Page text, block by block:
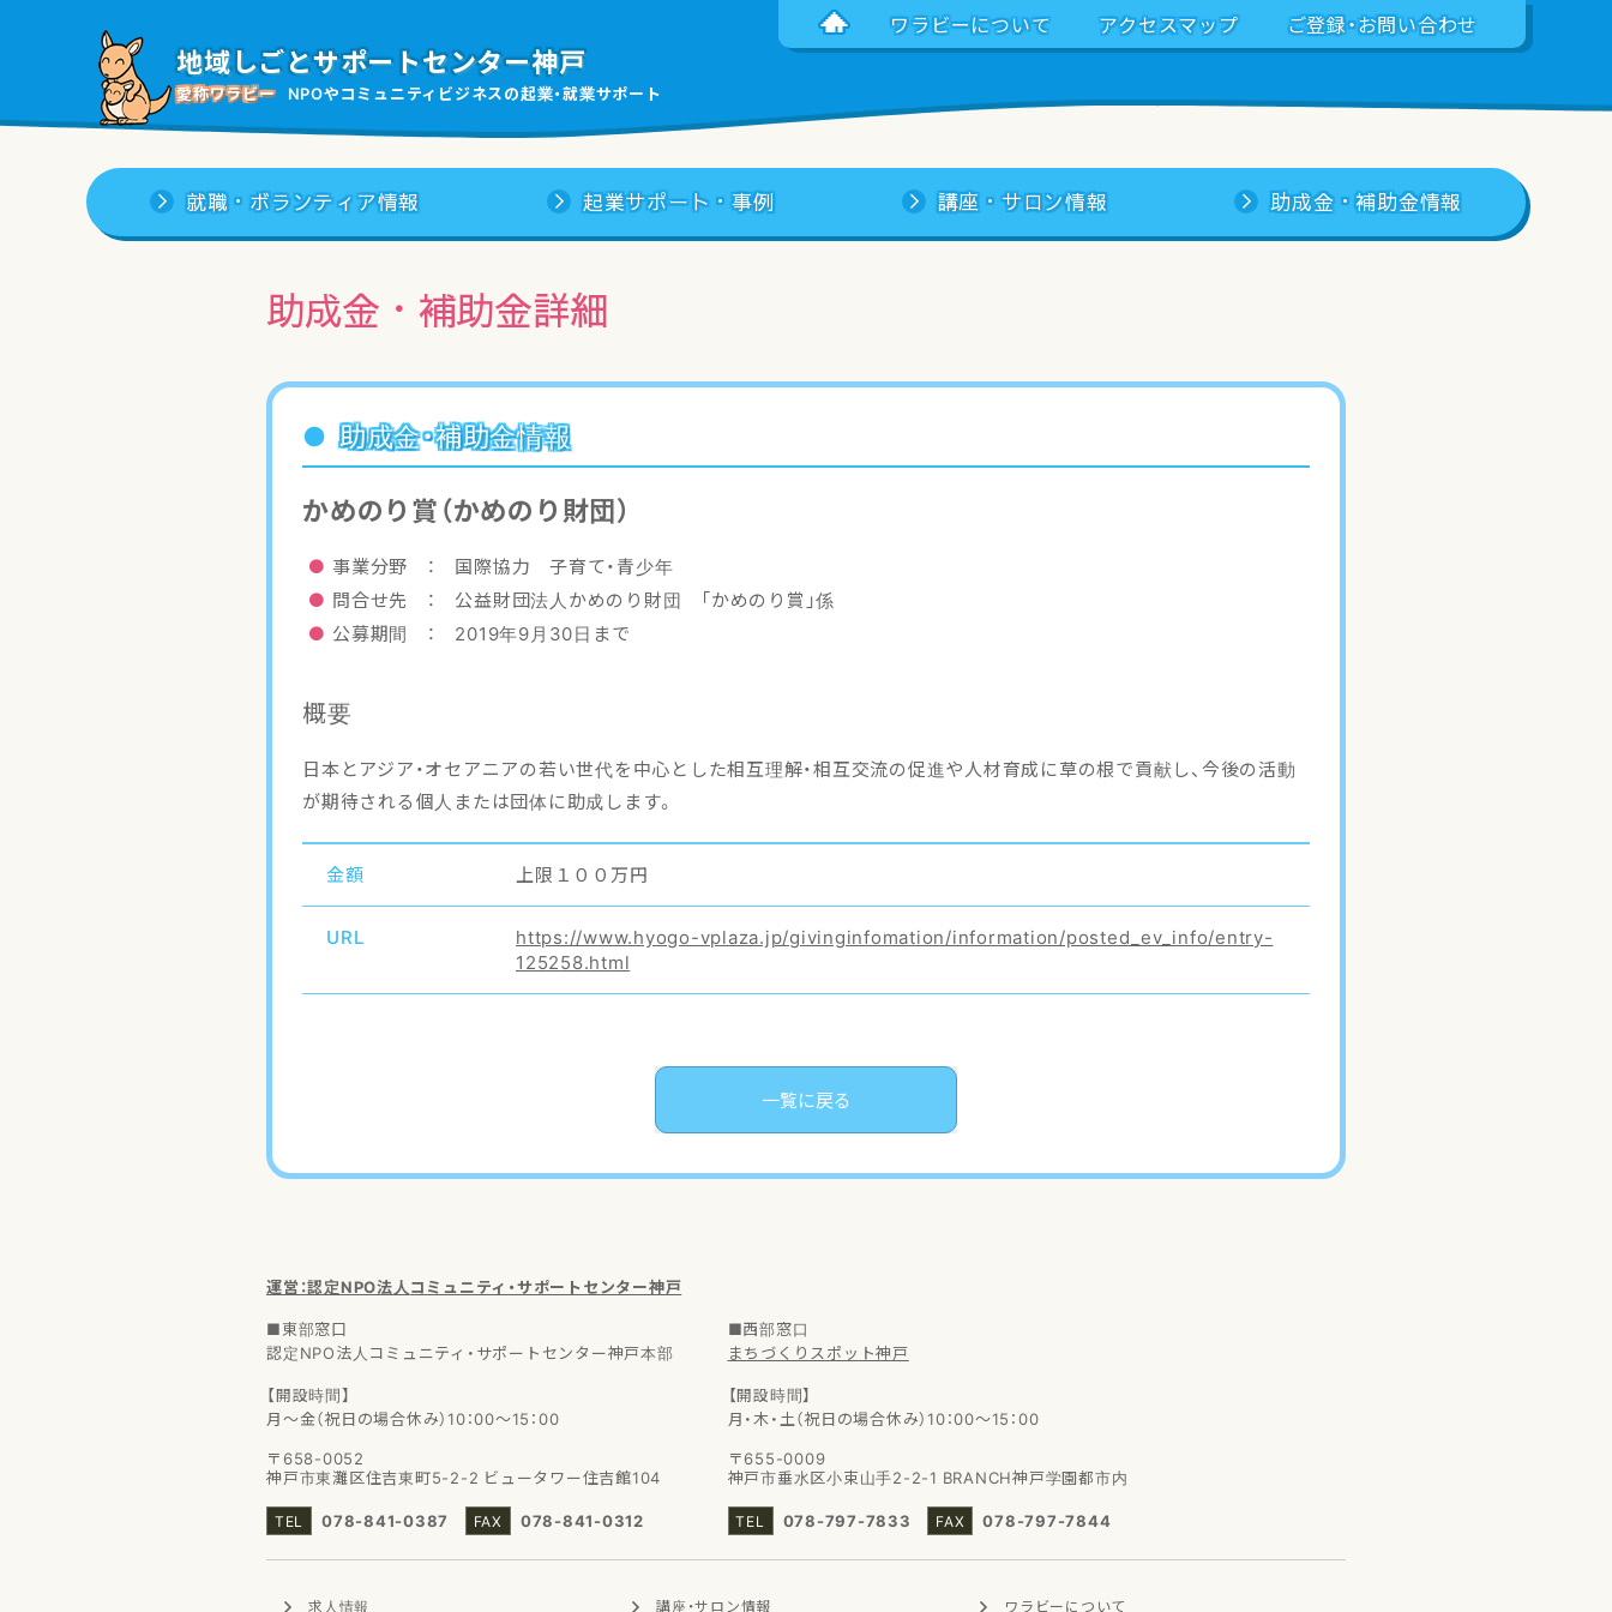
ワラビーについて アクセスマップ ご登録・お問い合わせ
地域しごとサポートセンター神戸
愛称ワラビー NPOやコミュニティビジネスの起業・就業サポート
就職・ボランティア情報 起業サポート・事例 講座・サロン情報 助成金・補助金情報
助成金・補助金詳細
助成金・補助金情報
かめのり賞（かめのり財団）
事業分野 ： 国際協力 子育て・青少年
問合せ先 ： 公益財団法人かめのり財団 「かめのり賞」係
公募期間 ： 2019年9月30日まで
概要
日本とアジア・オセアニアの若い世代を中心とした相互理解・相互交流の促進や人材育成に草の根で貢献し、今後の活動
が期待される個人または団体に助成します。
金額 上限１００万円
URL
https://www.hyogo-vplaza.jp/givinginfomation/information/posted_ev_info/entry-
125258.html
一覧に戻る
運営：認定NPO法人コミュニティ・サポートセンター神戸
■東部窓口
認定NPO法人コミュニティ・サポートセンター神戸本部
【開設時間】
月～金（祝日の場合休み）10：00～15：00
〒658-0052
神戸市東灘区住吉東町5-2-2 ビュータワー住吉館104
078-841-0387
078-841-0312
■西部窓口
まちづくりスポット神戸
【開設時間】
月・木・土（祝日の場合休み）10：00～15：00
〒655-0009
神戸市垂水区小束山手2-2-1 BRANCH神戸学園都市内
078-797-7833
078-797-7844
求人情報 講座・サロン情報 ワラビーに ついて